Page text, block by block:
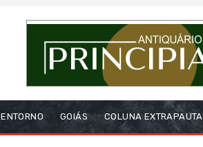
ENTORNO GOIÁS COLUNA EXTRAPAUTA